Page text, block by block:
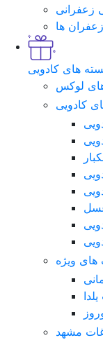
زعفرانی
ها
های کادویی
لوکس
کادویی
های ویژه
مشهد